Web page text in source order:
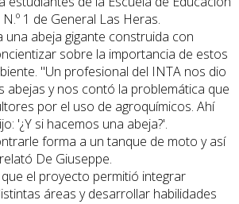
1 de General Las Heras.
una abeja gigante construida con
sobre la importancia de estos
"Un profesional del INTA nos dio
abejas y nos contó la problemática que
por el uso de agroquímicos. Ahí
'¿Y si hacemos una abeja?'.
forma a un tanque de moto y así
De Giuseppe.
el proyecto permitió integrar
áreas y desarrollar habilidades